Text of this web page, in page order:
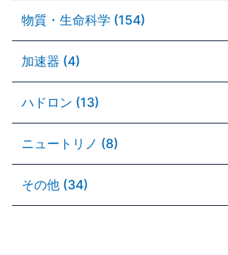
物質・生命科学 (154)
加速器 (4)
ハドロン (13)
ニュートリノ (8)
その他 (34)